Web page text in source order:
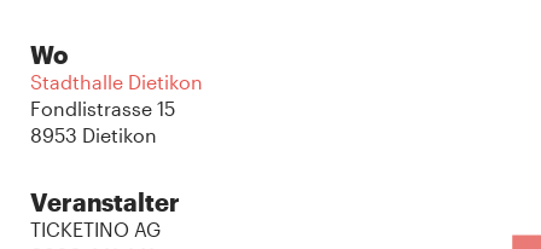
Wo
Stadthalle Dietikon
Fondlistrasse 15
8953 Dietikon
Veranstalter
TICKETINO AG